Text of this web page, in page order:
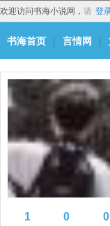
欢迎访问书海小说网， 请 登
书海首页 | 言情网 |
1 0 0